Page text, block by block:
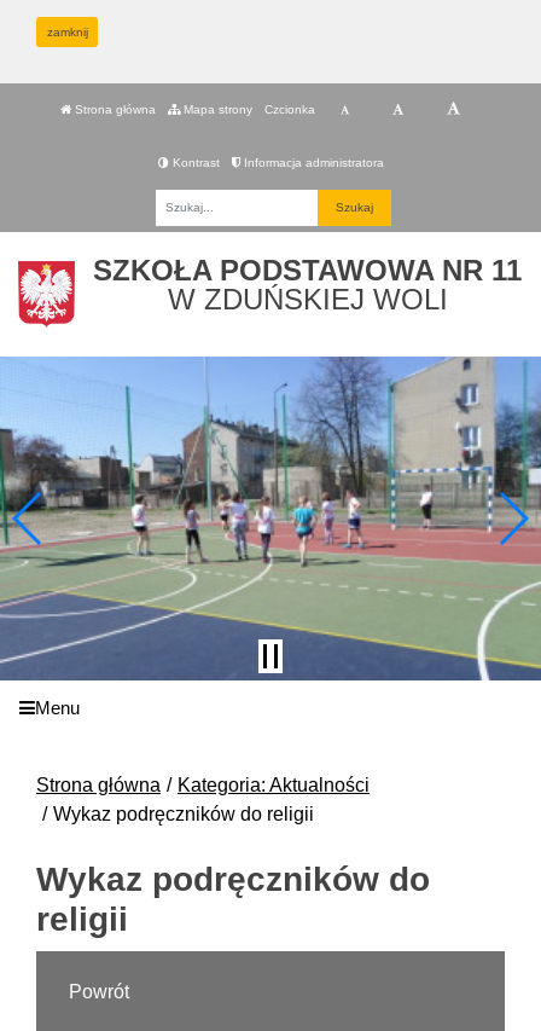
zamknij
Strona główna Mapa strony Czcionka
Kontrast Informacja administratora
SZKOŁA PODSTAWOWA NR 11
W ZDUŃSKIEJ WOLI
Menu
Strona główna
Kategoria: Aktualności
Wykaz podręczników do religii
Wykaz podręczników do
religii
Powrót